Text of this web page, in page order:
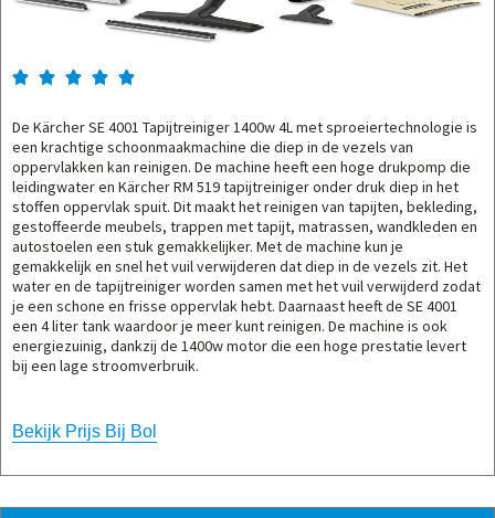
    
De Kärcher SE 4001 Tapijtreiniger 1400w 4L met sproeiertechnologie is
een krachtige schoonmaakmachine die diep in de vezels van
oppervlakken kan reinigen. De machine heeft een hoge drukpomp die
leidingwater en Kärcher RM 519 tapijtreiniger onder druk diep in het
stoffen oppervlak spuit. Dit maakt het reinigen van tapijten, bekleding,
gestoffeerde meubels, trappen met tapijt, matrassen, wandkleden en
autostoelen een stuk gemakkelijker. Met de machine kun je
gemakkelijk en snel het vuil verwijderen dat diep in de vezels zit. Het
water en de tapijtreiniger worden samen met het vuil verwijderd zodat
je een schone en frisse oppervlak hebt. Daarnaast heeft de SE 4001
een 4 liter tank waardoor je meer kunt reinigen. De machine is ook
energiezuinig, dankzij de 1400w motor die een hoge prestatie levert
bij een lage stroomverbruik.
Bekijk Prijs Bij Bol